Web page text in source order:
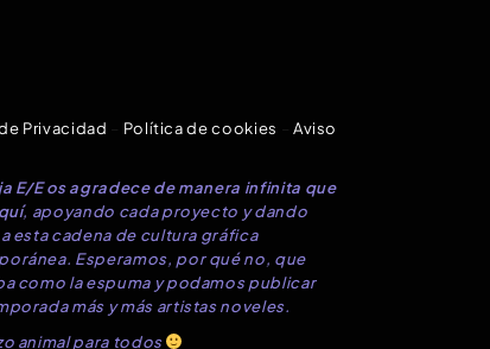
Privacidad Política de cookies
Aviso
E/E os agradece de manera infinita que
, apoyando cada proyecto y dando
esta cadena de cultura gráfica
Esperamos, por qué no, que
como la espuma y podamos publicar
más y más artistas noveles.
animal para todos